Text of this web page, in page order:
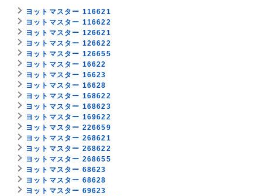
ヨットマスター 116621
ヨットマスター 116622
ヨットマスター 126621
ヨットマスター 126622
ヨットマスター 126655
ヨットマスター 16622
ヨットマスター 16623
ヨットマスター 16628
ヨットマスター 168622
ヨットマスター 168623
ヨットマスター 169622
ヨットマスター 226659
ヨットマスター 268621
ヨットマスター 268622
ヨットマスター 268655
ヨットマスター 68623
ヨットマスター 68628
ヨットマスター 69623